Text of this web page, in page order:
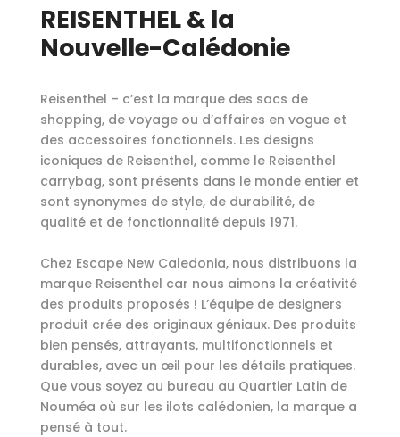
REISENTHEL & la
Nouvelle-Calédonie
Reisenthel – c’est la marque des sacs de
shopping, de voyage ou d’affaires en vogue et
des accessoires fonctionnels. Les designs
iconiques de Reisenthel, comme le Reisenthel
carrybag, sont présents dans le monde entier et
sont synonymes de style, de durabilité, de
qualité et de fonctionnalité depuis 1971.
Chez Escape New Caledonia, nous distribuons la
marque Reisenthel car nous aimons la créativité
des produits proposés ! L’équipe de designers
produit crée des originaux géniaux. Des produits
bien pensés, attrayants, multifonctionnels et
durables, avec un œil pour les détails pratiques.
Que vous soyez au bureau au Quartier Latin de
Nouméa où sur les ilots calédonien, la marque a
pensé à tout.